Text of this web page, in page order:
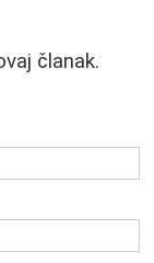
članak.